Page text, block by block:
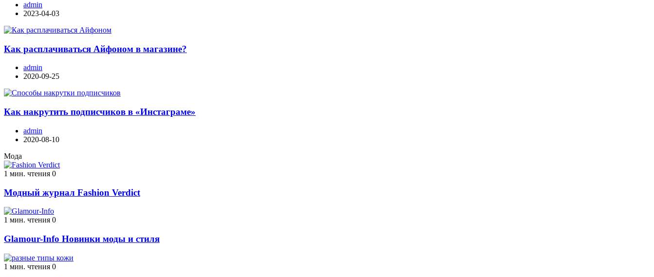
admin
2023-04-03
Как расплачиваться Айфоном в магазине?
admin
2020-09-25
Как накрутить подписчиков в «Инстаграме»
admin
2020-08-10
Мода
1 мин. чтения 0
Модный журнал Fashion Verdict
1 мин. чтения 0
Glamour-Info Новинки моды и стиля
1 мин. чтения 0